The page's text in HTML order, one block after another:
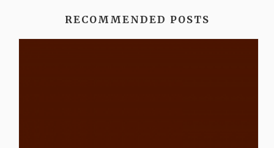
RECOMMENDED POSTS